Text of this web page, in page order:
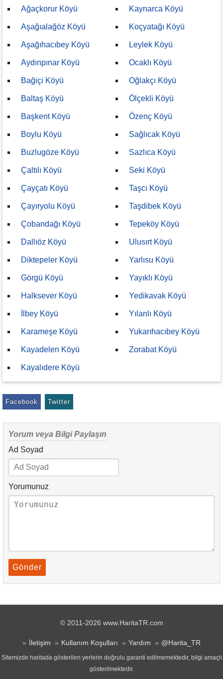
Ağaçkorur Köyü
Aşağıalağöz Köyü
Aşağıhacıbey Köyü
Aydınpınar Köyü
Bağiçi Köyü
Baltaş Köyü
Başkent Köyü
Boylu Köyü
Buzlugöze Köyü
Çaltılı Köyü
Çayçatı Köyü
Çayıryolu Köyü
Çobandağı Köyü
Dallıöz Köyü
Diktepeler Köyü
Görgü Köyü
Halksever Köyü
İlbey Köyü
Karameşe Köyü
Kayadelen Köyü
Kayalıdere Köyü
Kaynarca Köyü
Koçyatağı Köyü
Leylek Köyü
Ocaklı Köyü
Oğlakçı Köyü
Ölçekli Köyü
Özenç Köyü
Sağlıcak Köyü
Sazlıca Köyü
Seki Köyü
Taşcı Köyü
Taşdibek Köyü
Tepeköy Köyü
Ulusırt Köyü
Yarlısu Köyü
Yayıklı Köyü
Yedikavak Köyü
Yılanlı Köyü
Yukarıhacıbey Köyü
Zorabat Köyü
Facebook Twitter
Yorum veya Bilgi Paylaşın
Ad Soyad
Yorumunuz
Gönder
© 2011-2026 www.HaritaTR.com
İletişim Kullanım Koşulları Yardım @Harita_TR
Sitemizde haritada gösterilen yerlerin doğrulu garanti edilmemektedir, bilgi amaçlı
gösterilmektedir.